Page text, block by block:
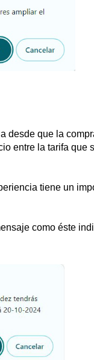
desde que la
entre la tarifa que
tiene un
como éste